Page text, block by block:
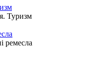
Туризм
ремесла